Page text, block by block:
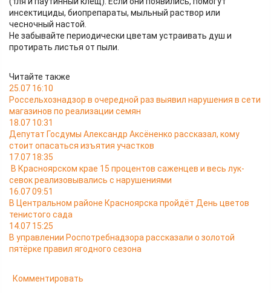
инсектициды, биопрепараты, мыльный раствор или
чесночный настой.
Не забывайте периодически цветам устраивать душ и
протирать листья от пыли.
Читайте также
25.07 16:10
Россельхознадзор в очередной раз выявил нарушения в сети
магазинов по реализации семян
18.07 10:31
Депутат Госдумы Александр Аксёненко рассказал, кому
стоит опасаться изъятия участков
17.07 18:35
В Красноярском крае 15 процентов саженцев и весь лук-
севок реализовывались с нарушениями
16.07 09:51
В Центральном районе Красноярска пройдёт День цветов
тенистого сада
14.07 15:25
В управлении Роспотребнадзора рассказали о золотой
пятёрке правил ягодного сезона
Комментировать